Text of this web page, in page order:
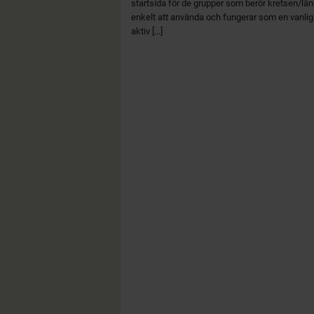
startsida för de grupper som berör kretsen/
enkelt att använda och fungerar som en
aktiv […]